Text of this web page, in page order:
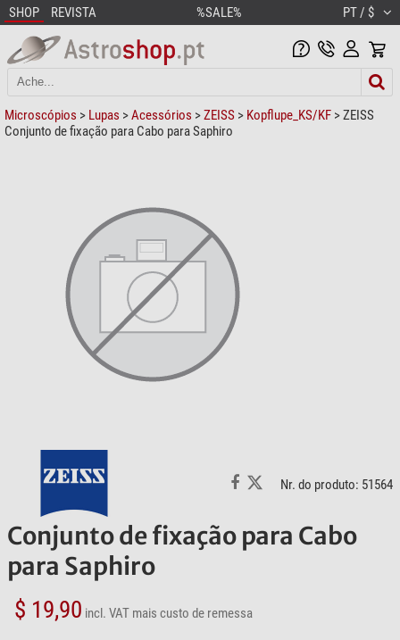
SHOP REVISTA %SALE% PT / $
Microscópios > Lupas >Acessórios >ZEISS > Kopflupe_KS/KF > ZEISS
Conjunto de fixação para Cabo para Saphiro
Nr. do produto: 51564
Conjunto de fixação para Cabo
para Saphiro
$ 19,90 incl. VAT mais custo de remessa